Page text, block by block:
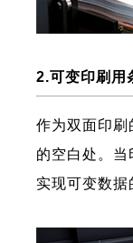
2.可变印刷用
作为双面印刷
的空白处。
实现可变数据